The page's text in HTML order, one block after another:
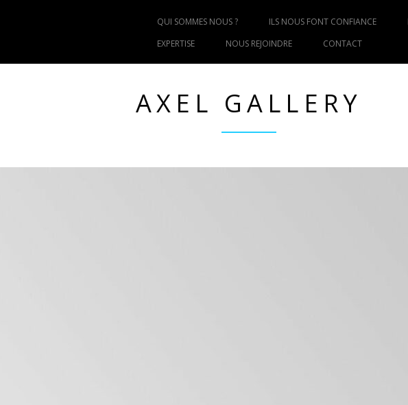
QUI SOMMES NOUS ? ILS NOUS FONT CONFIANCE
EXPERTISE
NOUS REJOINDRE CONTACT
AXEL GALLERY